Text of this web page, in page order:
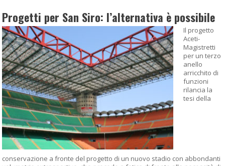
Progetti per San Siro: l’alternativa è possibile
Il progetto
Aceti-
Magistretti
per un terzo
anello
arricchito di
funzioni
rilancia la
tesi della
conservazione a fronte del progetto di un nuovo stadio con abbondanti